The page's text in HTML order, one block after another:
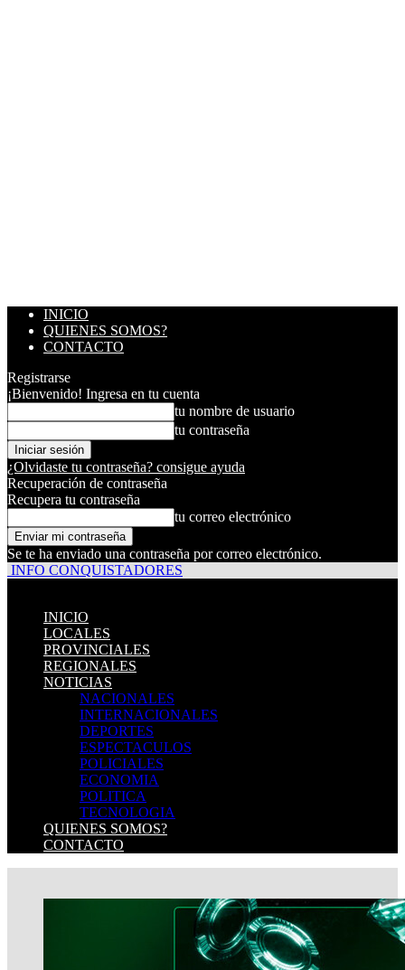
INICIO
QUIENES SOMOS?
CONTACTO
Registrarse
¡Bienvenido! Ingresa en tu cuenta
tu nombre de usuario
tu contraseña
¿Olvidaste tu contraseña? consigue ayuda
Recuperación de contraseña
Recupera tu contraseña
tu correo electrónico
Se te ha enviado una contraseña por correo electrónico.
INFO CONQUISTADORES
INICIO
LOCALES
PROVINCIALES
REGIONALES
NOTICIAS
NACIONALES
INTERNACIONALES
DEPORTES
ESPECTACULOS
POLICIALES
ECONOMIA
POLITICA
TECNOLOGIA
QUIENES SOMOS?
CONTACTO